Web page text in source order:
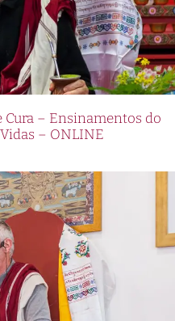
Cura – Ensinamentos do
– ONLINE